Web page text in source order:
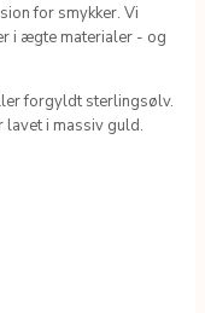
for smykker. Vi
i ægte materialer - og
forgyldt sterlingsølv.
lavet i massiv guld.